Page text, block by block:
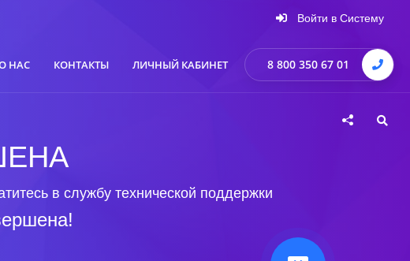
Войти в Систему
НАС КОНТАКТЫ ЛИЧНЫЙ КАБИНЕТ 8 800 350 67 01
в службу технической поддержки